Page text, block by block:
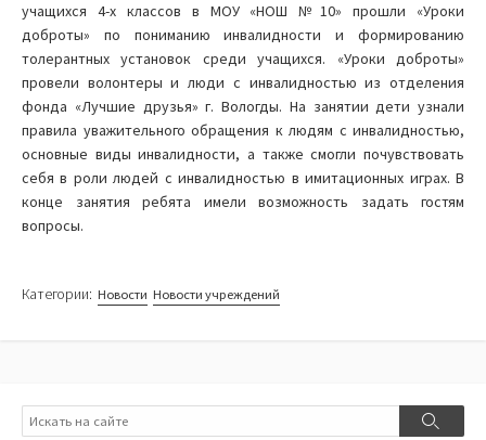
учащихся 4-х классов в МОУ «НОШ №10» прошли «Уроки
доброты» по пониманию инвалидности и формированию
толерантных установок среди учащихся. «Уроки доброты»
провели волонтеры и люди с инвалидностью из отделения
фонда «Лучшие друзья» г. Вологды. На занятии дети узнали
правила уважительного обращения к людям с инвалидностью,
основные виды инвалидности, а также смогли почувствовать
себя в роли людей с инвалидностью в имитационных играх. В
конце занятия ребята имели возможность задать гостям
вопросы.
Категории: Новости Новости учреждений
Поиск
Поиск